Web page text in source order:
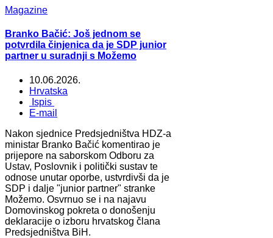
Magazine
Branko Bačić: Još jednom se
potvrdila činjenica da je SDP junior
partner u suradnji s Možemo
10.06.2026.
Hrvatska
Ispis
E-mail
Nakon sjednice Predsjedništva HDZ-a
ministar Branko Bačić komentirao je
prijepore na saborskom Odboru za
Ustav, Poslovnik i politički sustav te
odnose unutar oporbe, ustvrdivši da je
SDP i dalje "junior partner" stranke
Možemo. Osvrnuo se i na najavu
Domovinskog pokreta o donošenju
deklaracije o izboru hrvatskog člana
Predsjedništva BiH.